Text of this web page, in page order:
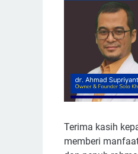
Terima kasih
memberi